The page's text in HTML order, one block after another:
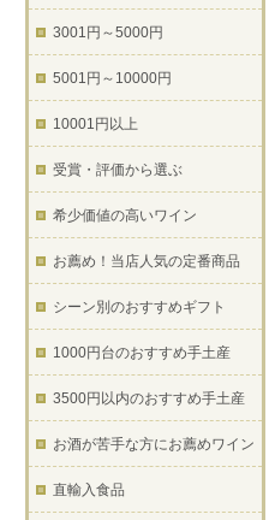
3001円～5000円
5001円～10000円
10001円以上
受賞・評価から選ぶ
希少価値の高いワイン
お薦め！当店人気の定番商品
シーン別のおすすめギフト
1000円台のおすすめ手土産
3500円以内のおすすめ手土産
お酒が苦手な方にお薦めワイン
直輸入食品